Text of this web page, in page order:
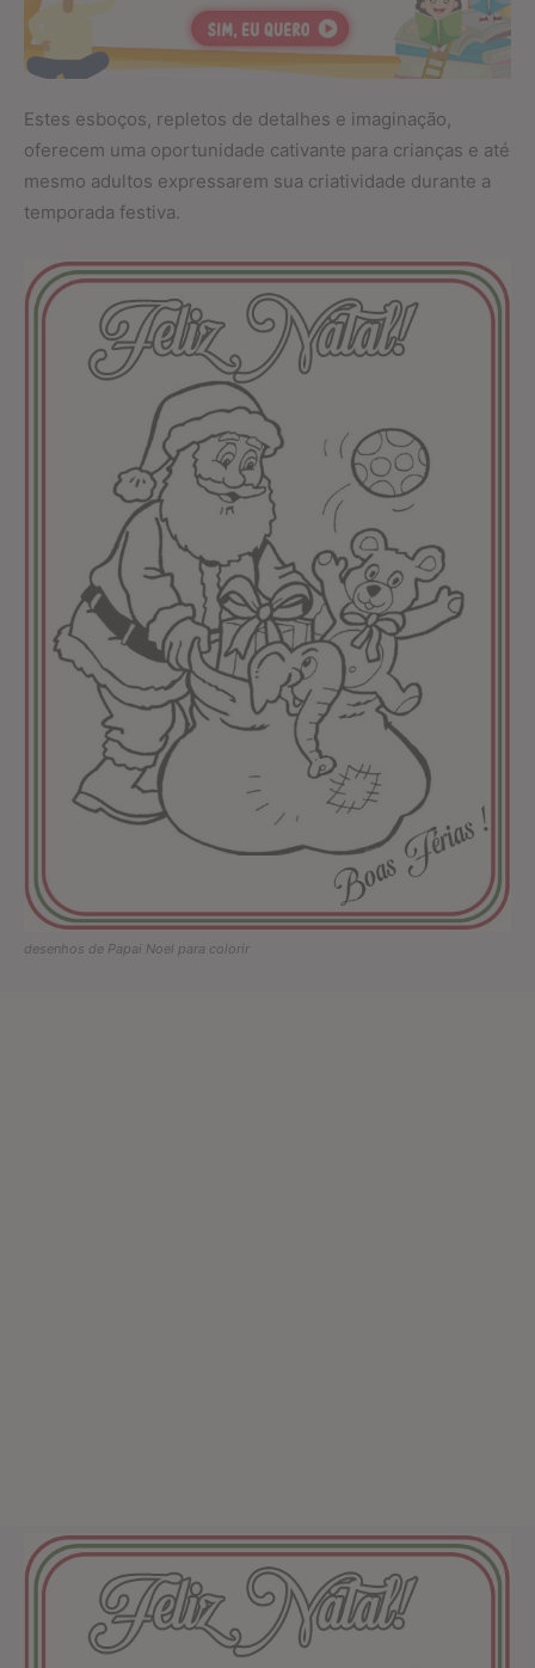
Estes esboços, repletos de detalhes e imaginação,
oferecem uma oportunidade cativante para crianças e até
mesmo adultos expressarem sua criatividade durante a
temporada festiva.
desenhos de Papai Noel para colorir